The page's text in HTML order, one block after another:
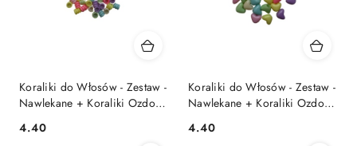
Koraliki do Włosów - Zestaw -
Nawlekane + Koraliki Ozdoby
Cena:
4.40
Koraliki do Włosów - Zestaw -
Nawlekane + Koraliki Ozdoby
Cena:
4.40